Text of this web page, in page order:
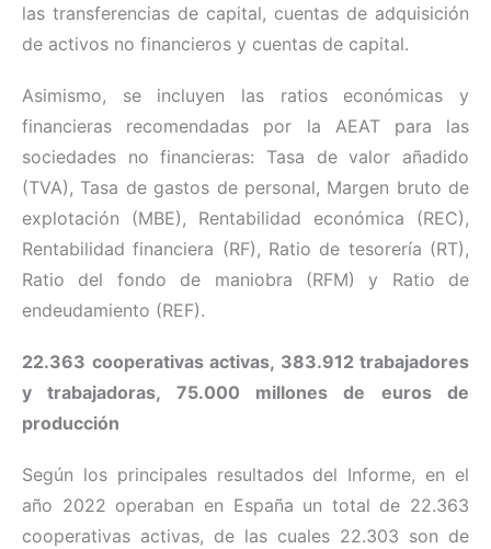
las transferencias de capital, cuentas de adquisición
de activos no financieros y cuentas de capital.
Asimismo, se incluyen las ratios económicas y
financieras recomendadas por la AEAT para las
sociedades no financieras: Tasa de valor añadido
(TVA), Tasa de gastos de personal, Margen bruto de
explotación (MBE), Rentabilidad económica (REC),
Rentabilidad financiera (RF), Ratio de tesorería (RT),
Ratio del fondo de maniobra (RFM) y Ratio de
endeudamiento (REF).
22.363 cooperativas activas, 383.912 trabajadores
y trabajadoras, 75.000 millones de euros de
producción
Según los principales resultados del Informe, en el
año 2022 operaban en España un total de 22.363
cooperativas activas, de las cuales 22.303 son de